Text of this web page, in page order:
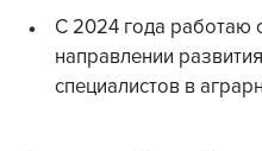
С 2024 года
направлении
специалистов в